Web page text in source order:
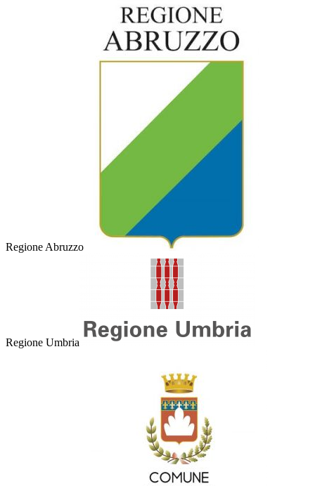
Regione Abruzzo
Regione Umbria